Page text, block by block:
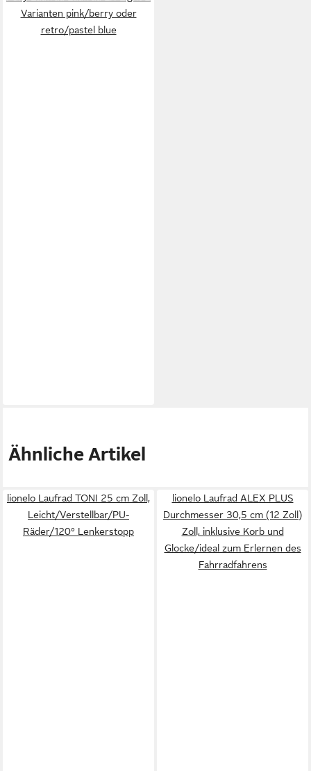
Varianten pink/berry oder
retro/pastel blue
Ähnliche Artikel
lionelo Laufrad TONI 25 cm Zoll,
Leicht/Verstellbar/PU-
Räder/120° Lenkerstopp
lionelo Laufrad ALEX PLUS
Durchmesser 30,5 cm (12 Zoll)
Zoll, inklusive Korb und
Glocke/ideal zum Erlernen des
Fahrradfahrens